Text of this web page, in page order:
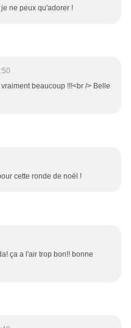
ne peux qu'adorer !
beaucoup !!!<br /> Belle
cette ronde de noël !
ça a l'air trop bon!! bonne